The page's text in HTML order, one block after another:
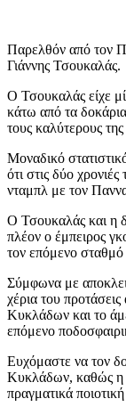
Παρελθόν από τον
Γιάννης Τσουκαλάς.
Ο Τσουκαλάς είχε
κάτω από τα
τους καλύτερους
Μοναδικό
ότι στις δύο
νταμπλ με τον
Ο Τσουκαλάς και η
πλέον ο έμπειρος
τον επόμενο σταθμό
Σύμφωνα με
χέρια του
Κυκλάδων και το
επόμενο
Ευχόμαστε να τον
Κυκλάδων, καθώς η
πραγματικά